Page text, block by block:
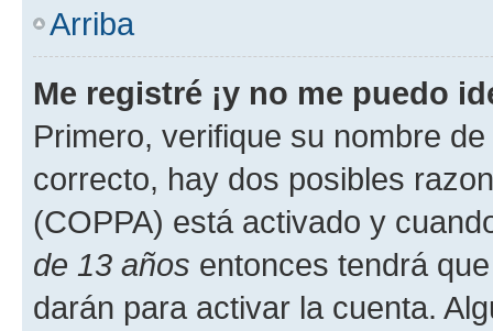
Arriba
Me registré ¡y no me puedo
Primero, verifique su nombre
correcto, hay dos posibles
(COPPA) está activado y
de 13 años entonces tendrá
darán para activar la cuenta.